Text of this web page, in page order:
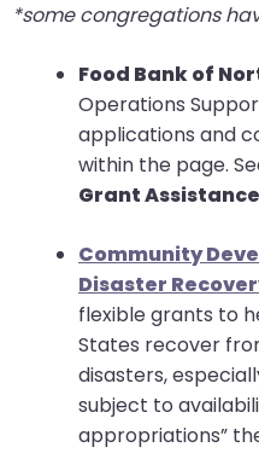
*some congregations
Food Bank of
Operations
applications and
within the page.
Grant Assistance
Community
Disaster
flexible grants to
States recover
disasters,
subject to
appropriations”